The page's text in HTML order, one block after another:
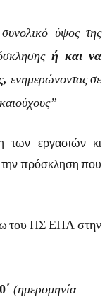
ύψος της
ή και να
ενημερώνοντας σε
των εργασιών κι
πρόσκληση που
του ΠΣ ΕΠΑ στην
(ημερομηνία